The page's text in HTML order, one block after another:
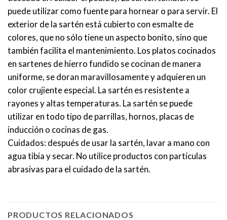
puede utilizar como fuente para hornear o para servir. El
exterior de la sartén está cubierto con esmalte de
colores, que no sólo tiene un aspecto bonito, sino que
también facilita el mantenimiento. Los platos cocinados
en sartenes de hierro fundido se cocinan de manera
uniforme, se doran maravillosamente y adquieren un
color crujiente especial. La sartén es resistente a
rayones y altas temperaturas. La sartén se puede
utilizar en todo tipo de parrillas, hornos, placas de
inducción o cocinas de gas.
Cuidados: después de usar la sartén, lavar a mano con
agua tibia y secar. No utilice productos con partículas
abrasivas para el cuidado de la sartén.
PRODUCTOS RELACIONADOS